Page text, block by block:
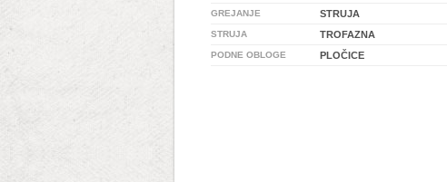
GREJANJE STRUJA
STRUJA TROFAZNA
PODNE OBLOGE PLOČICE